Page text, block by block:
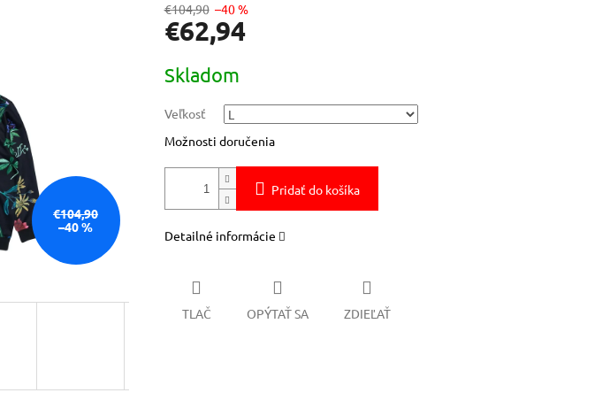
€104,90
–40 %
€104,90 –40 %
€62,94
cena:
Skladom
Veľkosť
Možnosti doručenia
Pridať do košíka
Detailné informácie
TLAČ OPÝTAŤ SA ZDIEĽAŤ